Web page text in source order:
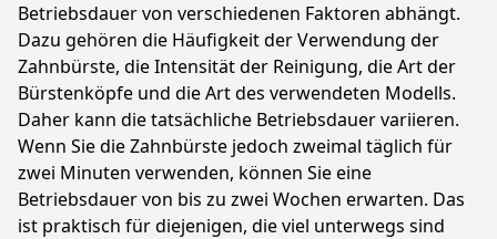
Betriebsdauer von verschiedenen Faktoren abhängt.
Dazu gehören die Häufigkeit der Verwendung der
Zahnbürste, die Intensität der Reinigung, die Art der
Bürstenköpfe und die Art des verwendeten Modells.
Daher kann die tatsächliche Betriebsdauer variieren.
Wenn Sie die Zahnbürste jedoch zweimal täglich für
zwei Minuten verwenden, können Sie eine
Betriebsdauer von bis zu zwei Wochen erwarten. Das
ist praktisch für diejenigen, die viel unterwegs sind